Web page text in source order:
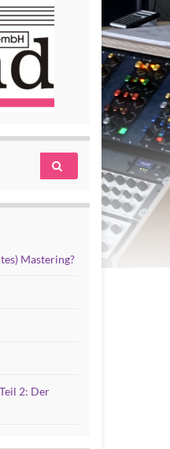
Mastering?
2: Der